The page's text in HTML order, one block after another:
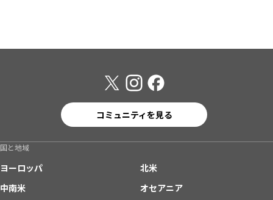
コミュニティを見る
国と地域
ヨーロッパ
北米
中南米
オセアニア